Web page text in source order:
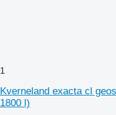
1
Kverneland exacta cl
1800 l)